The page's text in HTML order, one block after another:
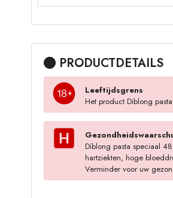
PRODUCTDETAILS
Leeftijdsgrens
Het product Diblong
Diblong pasta speciaal
hartziekten, hoge
Verminder voor uw